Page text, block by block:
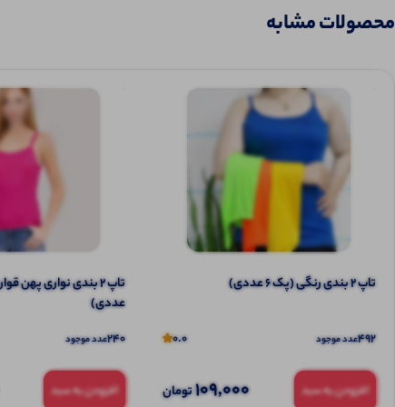
محصولات مشابه
تاپ ۲ بندی رنگی (پک 6 عددی)
492عدد موجود 0.0
افزودن به سبد 109,000تومان
عددی)
240عدد موجود
افزودن به سبد